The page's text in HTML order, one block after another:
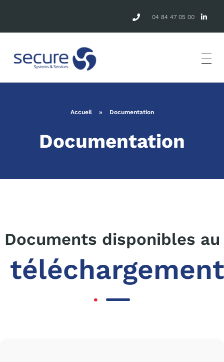
04 84 47 05 00
Accueil » Documentation
Documentation
Documents disponibles au
téléchargement